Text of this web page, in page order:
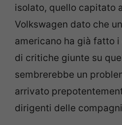
isolato, quello capitato
Volkswagen dato che
americano ha già fatto
di critiche giunte su
sembrerebbe un
arrivato
dirigenti delle